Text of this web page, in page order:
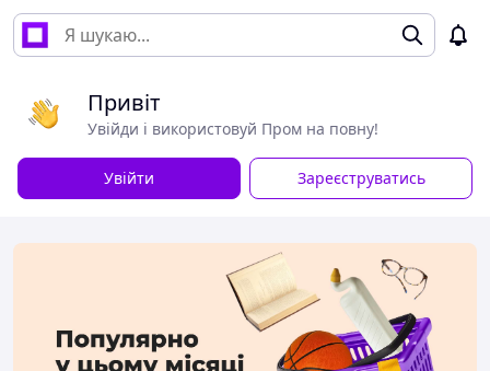
Привіт
Увійди і використовуй Пром на повну!
Увійти Зареєструватись